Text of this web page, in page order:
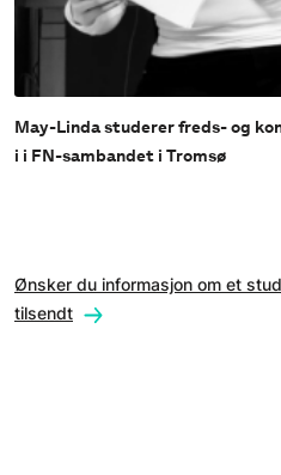
May-Linda studerer freds- og
i i FN-sambandet i Tromsø
Ønsker du informasjon om et
tilsendt